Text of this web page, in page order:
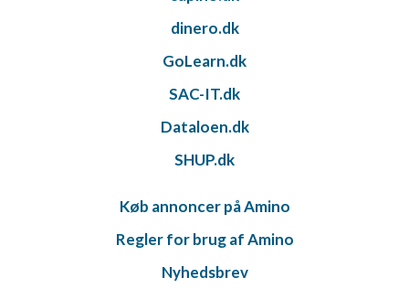
dinero.dk
GoLearn.dk
SAC-IT.dk
Dataloen.dk
SHUP.dk
Køb annoncer på Amino
Regler for brug af Amino
Nyhedsbrev